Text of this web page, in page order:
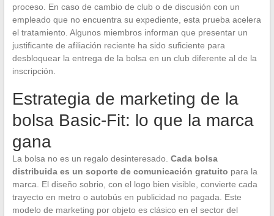
proceso. En caso de cambio de club o de discusión con un
empleado que no encuentra su expediente, esta prueba acelera
el tratamiento. Algunos miembros informan que presentar un
justificante de afiliación reciente ha sido suficiente para
desbloquear la entrega de la bolsa en un club diferente al de la
inscripción.
Estrategia de marketing de la
bolsa Basic-Fit: lo que la marca
gana
La bolsa no es un regalo desinteresado. Cada bolsa
distribuida es un soporte de comunicación gratuito para la
marca. El diseño sobrio, con el logo bien visible, convierte cada
trayecto en metro o autobús en publicidad no pagada. Este
modelo de marketing por objeto es clásico en el sector del